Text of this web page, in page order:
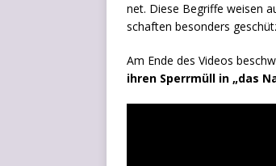
net. Die­se Begrif­fe wei­sen
schaf­ten beson­ders
Am Ende des Vide­os
ihren Sperr­müll in „das